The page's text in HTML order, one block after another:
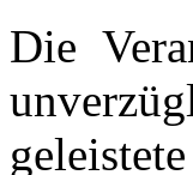
Die